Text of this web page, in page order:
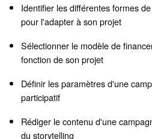
Identifier les différentes formes
pour l'adapter à son projet
Sélectionner le modèle de
fonction de son projet
Définir les paramètres d'une
participatif
Rédiger le contenu d'une
du storytelling